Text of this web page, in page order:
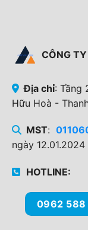
CÔNG
Địa chỉ: Tầng
Hữu Hoà -
MST:
ngày 12.01.2024
HOTLINE:
0962 588